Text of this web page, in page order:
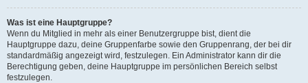
Was ist eine Hauptgruppe?
Wenn du Mitglied in mehr als einer Benutzergruppe bist, dient die
Hauptgruppe dazu, deine Gruppenfarbe sowie den Gruppenrang, der bei dir
standardmäßig angezeigt wird, festzulegen. Ein Administrator kann dir die
Berechtigung geben, deine Hauptgruppe im persönlichen Bereich selbst
festzulegen.